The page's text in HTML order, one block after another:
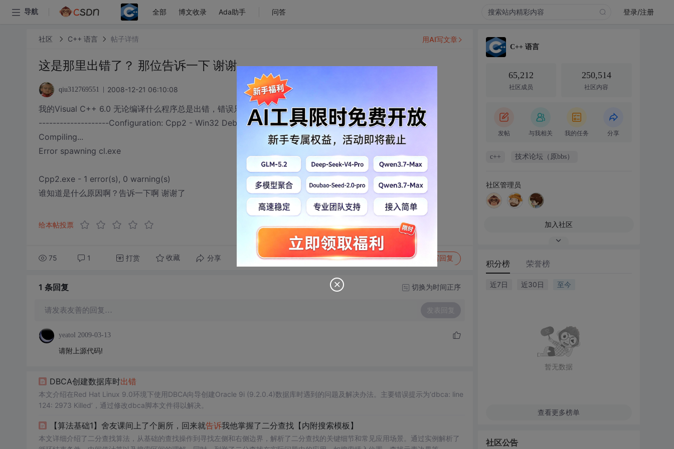
导航 全部 博文收录 Ada助手 问答 登录/注册
社区 C++ 语言 帖子详情
这是那里出错了？ 那位告诉一下 谢谢
qiu312769551 2008-12-21 06:10:08
我的Visual C++ 6.0 无论编译什么程序总是出错，错误只有下面一条：
--------------------Configuration: Cpp2 - Win32 Debug--------------------
Compiling...
Error spawning cl.exe
Cpp2.exe - 1 error(s), 0 warning(s)
谁知道是什么原因啊？告诉一下啊 谢谢了
给本帖投票
75 1 打赏 收藏 分享 转发到动态 举报 写回复
用AI写文章
1 条回复 切换为时间正序
请发表友善的回复… 发表回复
yeatol 2009-03-13
请附上源代码!
DBCA创建数据库时出错
本文介绍在Red Hat Linux 9.0环境下使用DBCA向导创建Oracle 9i (9.2.0.4)数据库时遇到的问题及解决办法。主要错误提示为‘dbca: line
124: 2973 Killed’，通过修改dbca脚本文件得以解决。
【算法基础1】舍友课间上了个厕所，回来就告诉我他掌握了二分查找【内附搜索模板】
本文详细介绍了二分查找算法，从基础的查找操作到寻找左侧和右侧边界，解析了二分查找的关键细节和常见应用场景。通过实例解析了
C++ 语言
65,212
社区成员
250,514
社区内容
发帖 与我相关 我的任务 分享
c++ 技术论坛（原bbs）
社区管理员
加入社区
积分榜 荣誉榜
近7日 近30日 至今
暂无数据
查看更多榜单
社区公告